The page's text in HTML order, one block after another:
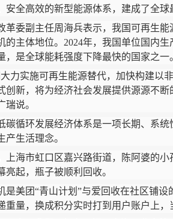
安全高效的新型能源体系，建成了全球
委副主任周海兵表示，我国可再生能
的主体地位。2024年，我国单位国内
，是全球能耗强度下降最快的国家之一
实施可再生能源替代，加快构建以非
创新，将为经济社会发展提供源源不
瑞说。
环发展经济体系是一项长期、系统
产生活理念。
市虹口区嘉兴路街道，陈阿婆的小
亮起，瓶子被顺利回收。
团“青山计划”与爱回收在社区铺设
重量，换成积分实时打到用户账户上，